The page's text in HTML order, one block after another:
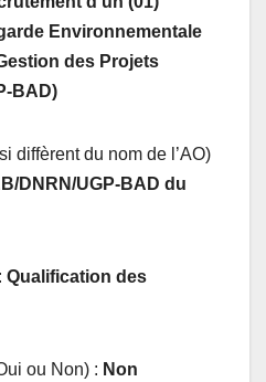
Environnementale
des Projets
BAD)
diffèrent du nom de l’AO)
DNRN/UGP-BAD du
Qualification des
ou Non) : Non